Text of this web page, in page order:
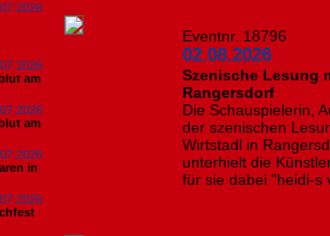
am
am
in
Eventnr. 18796
02.08.2026
Szenische Lesung
Rangersdorf
Die Schauspielerin,
der szenischen
Wirtstadl in
unterhielt die
für sie dabei "heidi-s